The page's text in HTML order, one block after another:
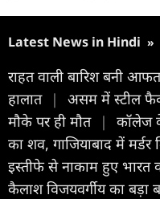
Latest News in Hindi »
राहत वाली बारिश बनी
हालात |
असम में स्टील
मौके पर ही मौत |
कॉलेज
का शव, गाजियाबाद में मर्डर
इस्तीफे से नाकाम हुए
कैलाश विजयवर्गीय का बड़ा